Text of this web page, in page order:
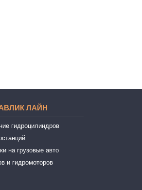
ЛАЙН
гидроцилиндров
на грузовые авто
и гидромоторов